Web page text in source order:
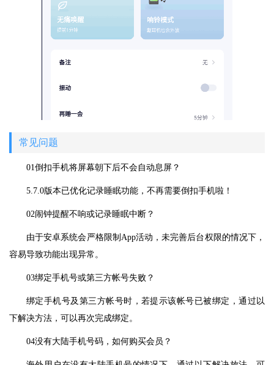
常见问题
01倒扣手机将屏幕朝下后不会自动息屏？
5.7.0版本已优化记录睡眠功能，不再需要倒扣手机啦！
02闹钟提醒不响或记录睡眠中断？
由于安卓系统会严格限制App活动，未完善后台权限的情况下，
容易导致功能出现异常。
03绑定手机号或第三方帐号失败？
绑定手机号及第三方帐号时，若提示该帐号已被绑定，通过以
下解决方法，可以再次完成绑定。
04没有大陆手机号码，如何购买会员？